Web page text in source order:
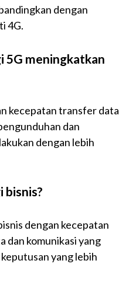
dengan
4G.
5G meningkatkan
kecepatan transfer data
dan
dengan lebih
bisnis?
dengan kecepatan
dan komunikasi yang
yang lebih